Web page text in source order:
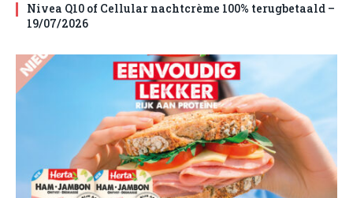
Nivea Q10 of Cellular nachtcrème 100% terugbetaald –
19/07/2026